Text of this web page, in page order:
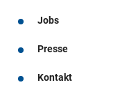
Jobs
Presse
Kontakt